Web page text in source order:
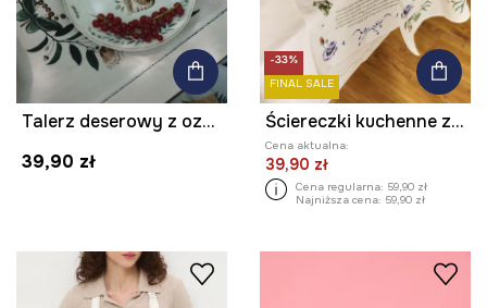
Talerz deserowy z ozdobnym wzorem
39,90 zł
-33%
FINAL SALE
Ściereczki kuchenne z domieszką lnu wzorzyste (2-pack)
Cena aktualna:
39,90 zł
Cena regularna: 59,90 zł
Najniższa cena: 59,90 zł